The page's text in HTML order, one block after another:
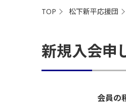
TOP 松下新平応援団
新規入会申
会員の